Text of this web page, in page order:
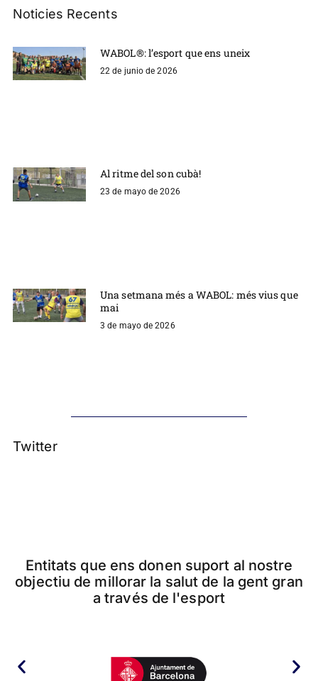
Noticies Recents
WABOL®: l’esport que ens uneix
22 de junio de 2026
Al ritme del son cubà!
23 de mayo de 2026
Una setmana més a WABOL: més vius que
mai
3 de mayo de 2026
Twitter
Entitats que ens donen suport al nostre
objectiu de millorar la salut de la gent gran
a través de l'esport